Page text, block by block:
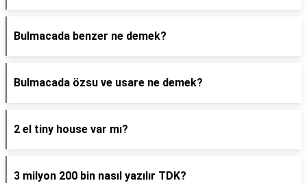
Bulmacada benzer ne demek?
Bulmacada özsu ve usare ne demek?
2 el tiny house var mı?
3 milyon 200 bin nasıl yazılır TDK?